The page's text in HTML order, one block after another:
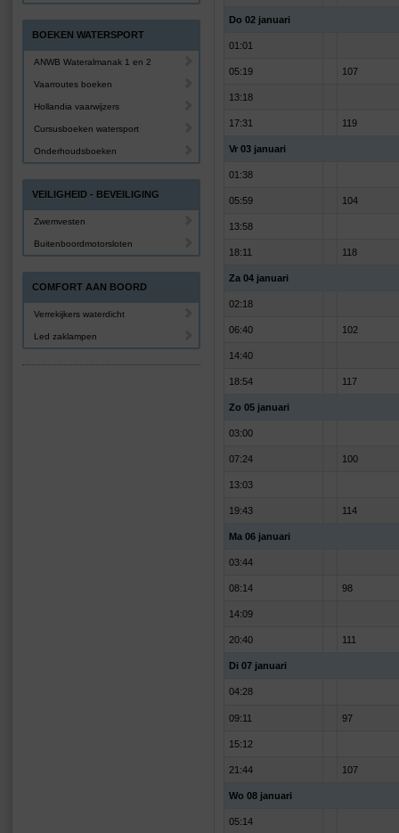
Do 02 januari
01:01
05:19 107
13:18
17:31 119
Vr 03 januari
01:38
05:59 104
13:58
18:11 118
Za 04 januari
02:18
06:40 102
14:40
18:54 117
Zo 05 januari
03:00
07:24 100
13:03
19:43 114
Ma 06 januari
03:44
08:14 98
14:09
20:40 111
Di 07 januari
04:28
09:11 97
15:12
21:44 107
Wo 08 januari
05:14
BOEKEN WATERSPORT
ANWB Wateralmanak 1 en 2
Vaarroutes boeken
Hollandia vaarwijzers
Cursusboeken watersport
Onderhoudsboeken
VEILIGHEID - BEVEILIGING
Zwemvesten
Buitenboordmotorsloten
COMFORT AAN BOORD
Verrekijkers waterdicht
Led zaklampen